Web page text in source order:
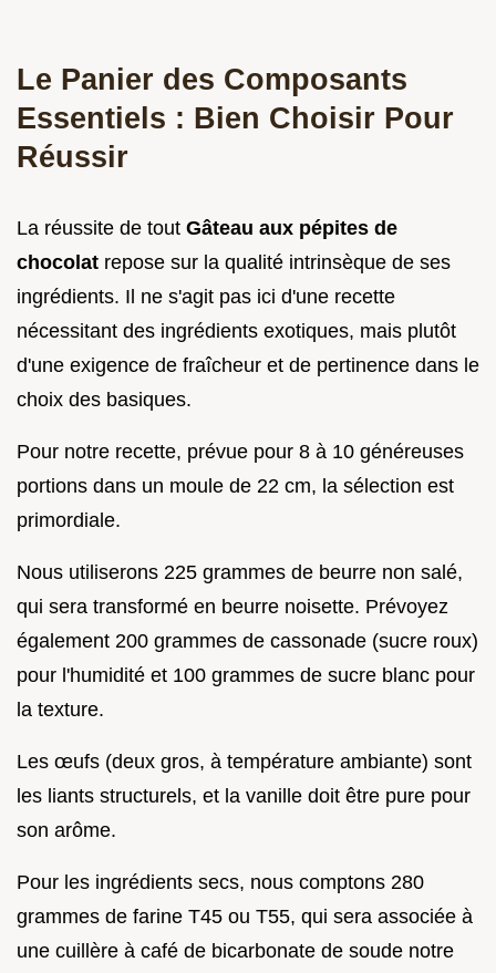
Le Panier des Composants
Essentiels : Bien Choisir Pour
Réussir
La réussite de tout Gâteau aux pépites de
chocolat repose sur la qualité intrinsèque de ses
ingrédients. Il ne s'agit pas ici d'une recette
nécessitant des ingrédients exotiques, mais plutôt
d'une exigence de fraîcheur et de pertinence dans le
choix des basiques.
Pour notre recette, prévue pour 8 à 10 généreuses
portions dans un moule de 22 cm, la sélection est
primordiale.
Nous utiliserons 225 grammes de beurre non salé,
qui sera transformé en beurre noisette. Prévoyez
également 200 grammes de cassonade (sucre roux)
pour l'humidité et 100 grammes de sucre blanc pour
la texture.
Les œufs (deux gros, à température ambiante) sont
les liants structurels, et la vanille doit être pure pour
son arôme.
Pour les ingrédients secs, nous comptons 280
grammes de farine T45 ou T55, qui sera associée à
une cuillère à café de bicarbonate de soude notre